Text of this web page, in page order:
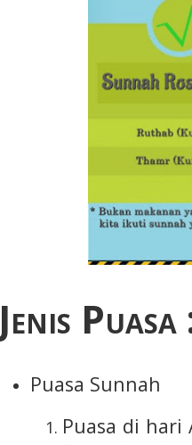
Jenis Puasa
Puasa Sunnah
Puasa di